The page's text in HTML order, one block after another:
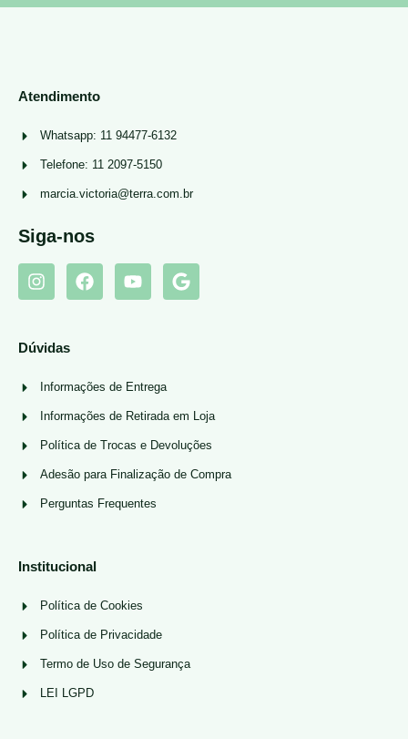
Atendimento
Whatsapp: 11 94477-6132
Telefone: 11 2097-5150
marcia.victoria@terra.com.br
Siga-nos
Dúvidas
Informações de Entrega
Informações de Retirada em Loja
Política de Trocas e Devoluções
Adesão para Finalização de Compra
Perguntas Frequentes
Institucional
Política de Cookies
Política de Privacidade
Termo de Uso de Segurança
LEI LGPD